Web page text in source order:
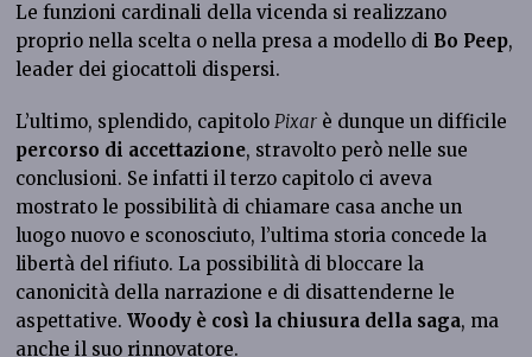
Le funzioni cardinali della vicenda si realizzano
proprio nella scelta o nella presa a modello di Bo Peep,
leader dei giocattoli dispersi.
L’ultimo, splendido, capitoloPixar è dunque un difficile
percorso di accettazione, stravolto però nelle sue
conclusioni. Se infatti il terzo capitolo ci aveva
mostrato le possibilità di chiamare casa anche un
luogo nuovo e sconosciuto, l’ultima storia concede la
libertà del rifiuto. La possibilità di bloccare la
canonicità della narrazione e di disattenderne le
aspettative.Woody è così la chiusura della saga, ma
anche il suo rinnovatore.